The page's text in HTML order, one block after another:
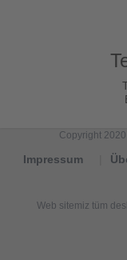
Copyright
Impressum
Web sitemiz tüm